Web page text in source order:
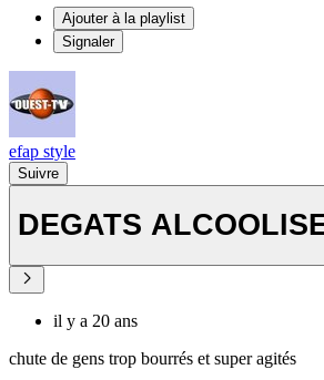
Ajouter à la playlist
Signaler
efap style
Suivre
DEGATS
il y a 20 ans
chute de gens trop bourrés et super agités